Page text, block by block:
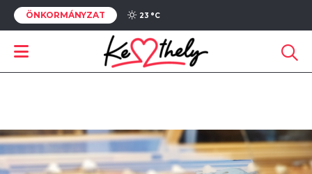
ÖNKORMÁNYZAT 23 °C